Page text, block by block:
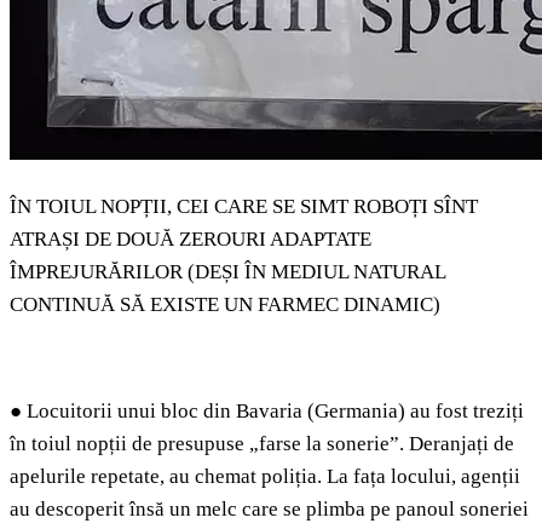
ÎN TOIUL NOPȚII, CEI CARE SE SIMT ROBOȚI SÎNT
ATRAȘI DE DOUĂ ZEROURI ADAPTATE
ÎMPREJURĂRILOR (DEȘI ÎN MEDIUL NATURAL
CONTINUĂ SĂ EXISTE UN FARMEC DINAMIC)
● Locuitorii unui bloc din Bavaria (Germania) au fost treziți
în toiul nopții de presupuse „farse la sonerie”. Deranjați de
apelurile repetate, au chemat poliția. La fața locului, agenții
au descoperit însă un melc care se plimba pe panoul soneriei